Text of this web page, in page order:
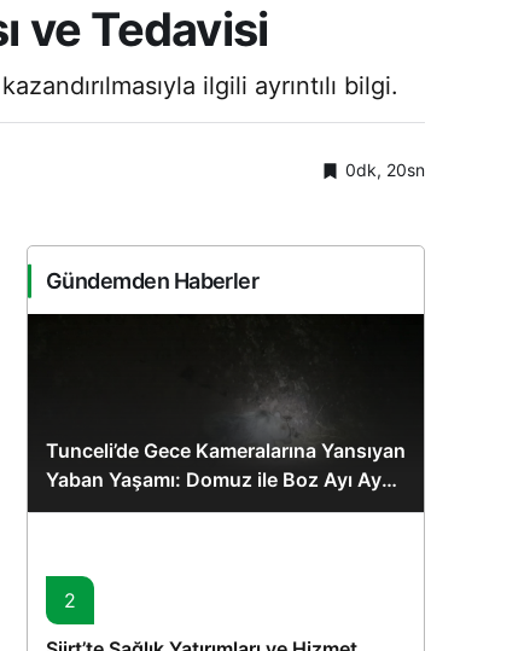
ve Tedavisi
ilgili ayrıntılı bilgi.
0dk, 20sn
Gündemden Haberler
Tunceli’de Gece Kameralarına Yansıyan
Yaban Yaşamı: Domuz ile Boz Ayı Aynı
Karede
2